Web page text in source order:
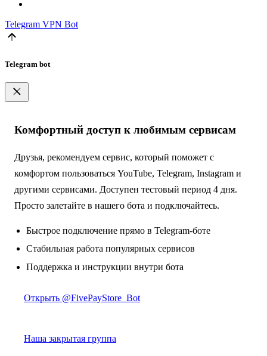
Telegram VPN Bot
Telegram bot
Комфортный доступ к любимым сервисам
Друзья, рекомендуем сервис, который поможет с
комфортом пользоваться YouTube, Telegram, Instagram и
другими сервисами. Доступен тестовый период 4 дня.
Просто залетайте в нашего бота и подключайтесь.
Быстрое подключение прямо в Telegram-боте
Стабильная работа популярных сервисов
Поддержка и инструкции внутри бота
Открыть @FivePayStore_Bot
Наша закрытая группа